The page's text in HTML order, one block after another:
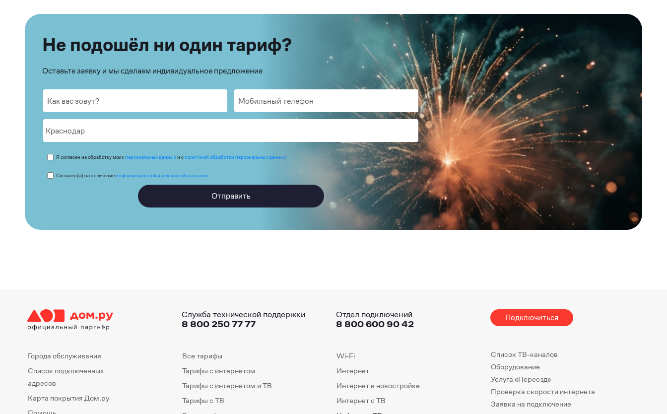
Не подошёл ни один тариф?
Оставьте заявку и мы сделаем индивидуальное предложение
Я согласен на обработку моихперсональных данныхи сполитикой обработки персональных данных
Согласен(а) на получениеинформационной и рекламной рассылки
Отправить
Служба технической поддержки
8 800 250 77 77
Отдел подключений
8 800 600 90 42
Подключиться
Города обслуживания
Список подключенных
адресов
Карта покрытия Дом.ру
Все тарифы
Тарифы с интернетом
Тарифы с интернетом и ТВ
Тарифы с ТВ
Wi-Fi
Интернет
Интернет в новостройке
Интернет с ТВ
Список ТВ-каналов
Оборудование
Услуга «Переезд»
Проверка скорости интернета
Заявка на подключение